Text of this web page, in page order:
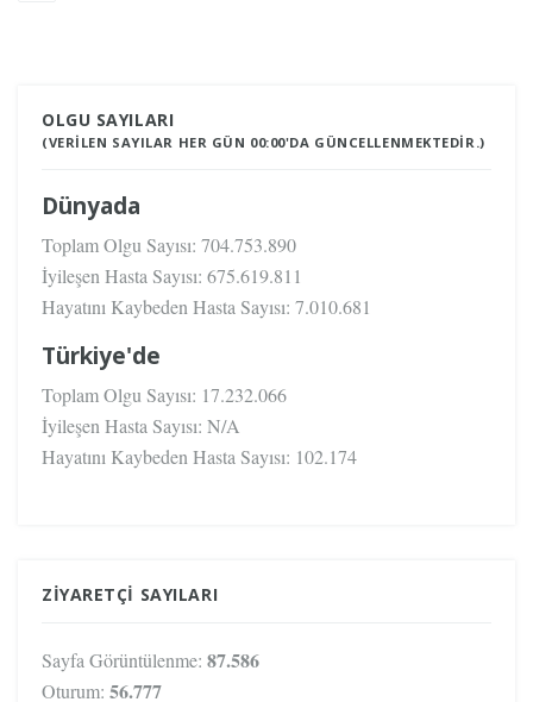
OLGU SAYILARI
(VERILEN SAYILAR HER GÜN 00:00'DA GÜNCELLENMEKTEDIR.)
Dünyada
Toplam Olgu Sayısı: 704.753.890
İyileşen Hasta Sayısı: 675.619.811
Hayatını Kaybeden Hasta Sayısı: 7.010.681
Türkiye'de
Toplam Olgu Sayısı: 17.232.066
İyileşen Hasta Sayısı: N/A
Hayatını Kaybeden Hasta Sayısı: 102.174
ZIYARETÇI SAYILARI
Sayfa Görüntülenme: 87.586
Oturum: 56.777